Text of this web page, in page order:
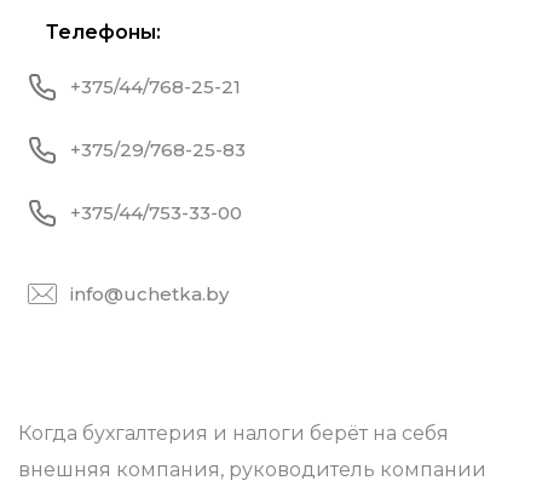
Телефоны:
+375/44/768-25-21
+375/29/768-25-83
+375/44/753-33-00
info@uchetka.by
Когда бухгалтерия и налоги берёт на себя
внешняя компания, руководитель компании